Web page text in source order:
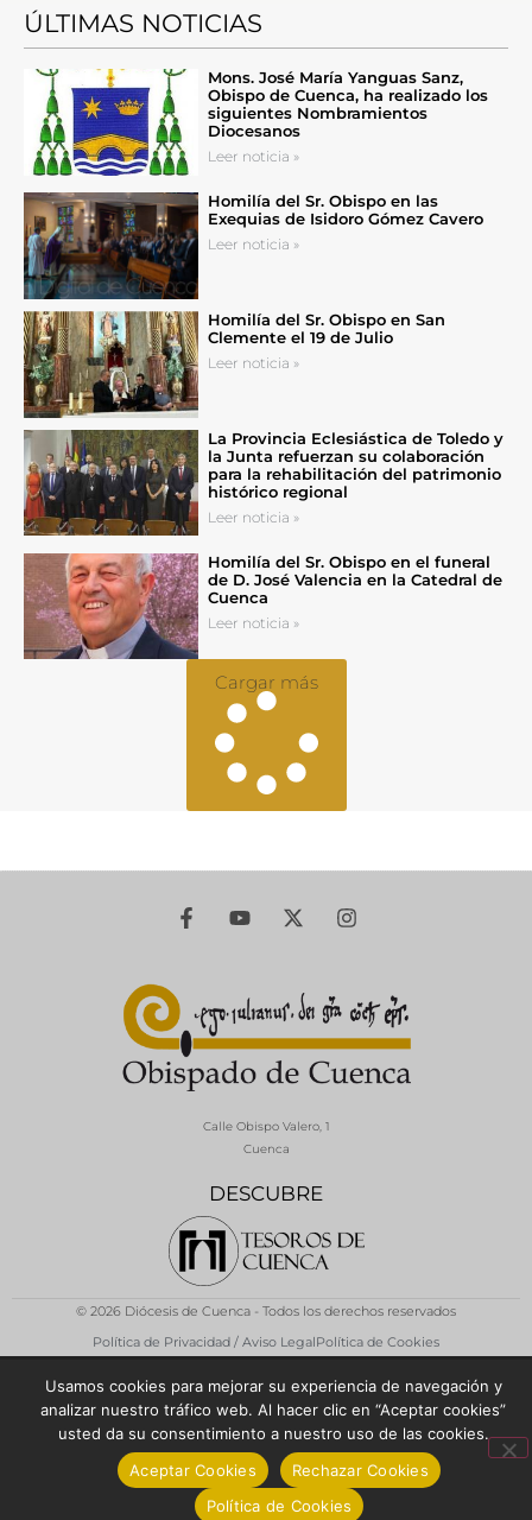
ÚLTIMAS NOTICIAS
Mons. José María Yanguas Sanz,
Obispo de Cuenca, ha realizado los
siguientes Nombramientos
Diocesanos
Leer noticia »
Homilía del Sr. Obispo en las
Exequias de Isidoro Gómez Cavero
Leer noticia »
Homilía del Sr. Obispo en San
Clemente el 19 de Julio
Leer noticia »
La Provincia Eclesiástica de Toledo y
la Junta refuerzan su colaboración
para la rehabilitación del patrimonio
histórico regional
Leer noticia »
Homilía del Sr. Obispo en el funeral
de D. José Valencia en la Catedral de
Cuenca
Leer noticia »
Cargar más
DESCUBRE
Calle Obispo Valero, 1
Cuenca
© 2026 Diócesis de Cuenca - Todos los derechos reservados
Política de Privacidad / Aviso LegalPolítica de Cookies
Usamos cookies para mejorar su experiencia de navegación y
analizar nuestro tráfico web. Al hacer clic en “Aceptar cookies”
usted da su consentimiento a nuestro uso de las cookies.
Aceptar Cookies
Rechazar Cookies
Política de Cookies